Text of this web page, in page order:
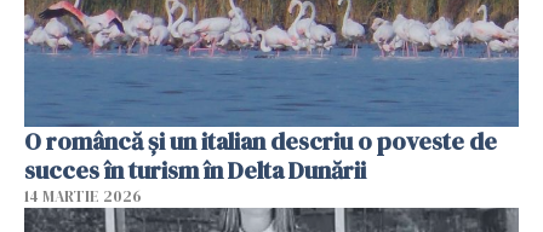
O româncă și un italian descriu o poveste de
succes în turism în Delta Dunării
14 MARTIE 2026